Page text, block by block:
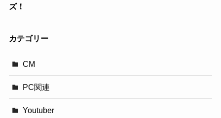
ズ！
カテゴリー
CM
PC関連
Youtuber